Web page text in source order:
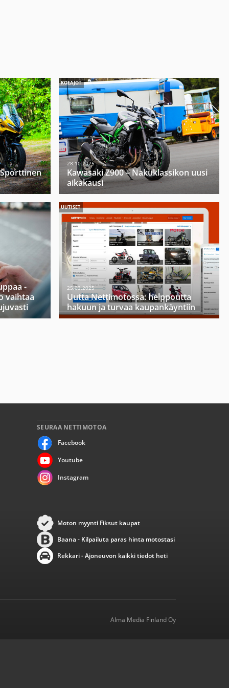
KOEAJOT
28.10.2025
Kawasaki Z900 – Nakuklassikon uusi
aikakausi
-
vaihtaa
UUTISET
25.03.2025
Uutta Nettimotossa: helppoutta
hakuun ja turvaa kaupankäyntiin
SEURAA NETTIMOTOA
Facebook
Youtube
Instagram
Moton myynti Fiksut kaupat
Baana - Kilpailuta paras hinta motostasi
Rekkari - Ajoneuvon kaikki tiedot heti
Alma Media Finland Oy